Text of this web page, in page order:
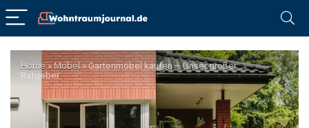
Home»Möbel»Gartenmöbel kaufen – Unser großer
Ratgeber